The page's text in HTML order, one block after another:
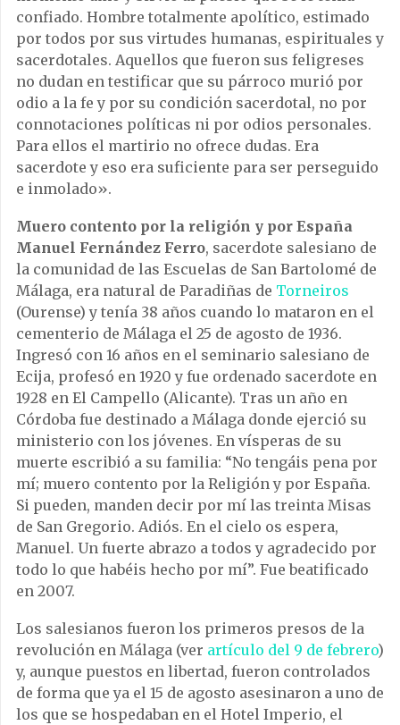
confiado. Hombre totalmente apolítico, estimado
por todos por sus virtudes humanas, espirituales y
sacerdotales. Aquellos que fueron sus feligreses
no dudan en testificar que su párroco murió por
odio a la fe y por su condición sacerdotal, no por
connotaciones políticas ni por odios personales.
Para ellos el martirio no ofrece dudas. Era
sacerdote y eso era suficiente para ser perseguido
e inmolado».
Muero contento por la religión y por España
Manuel Fernández Ferro, sacerdote salesiano de
la comunidad de las Escuelas de San Bartolomé de
Málaga, era natural de Paradiñas de Torneiros
(Ourense) y tenía 38 años cuando lo mataron en el
cementerio de Málaga el 25 de agosto de 1936.
Ingresó con 16 años en el seminario salesiano de
Ecija, profesó en 1920 y fue ordenado sacerdote en
1928 en El Campello (Alicante). Tras un año en
Córdoba fue destinado a Málaga donde ejerció su
ministerio con los jóvenes. En vísperas de su
muerte escribió a su familia: “No tengáis pena por
mí; muero contento por la Religión y por España.
Si pueden, manden decir por mí las treinta Misas
de San Gregorio. Adiós. En el cielo os espera,
Manuel. Un fuerte abrazo a todos y agradecido por
todo lo que habéis hecho por mí”. Fue beatificado
en 2007.
Los salesianos fueron los primeros presos de la
revolución en Málaga (ver artículo del 9 de febrero)
y, aunque puestos en libertad, fueron controlados
de forma que ya el 15 de agosto asesinaron a uno de
los que se hospedaban en el Hotel Imperio, el